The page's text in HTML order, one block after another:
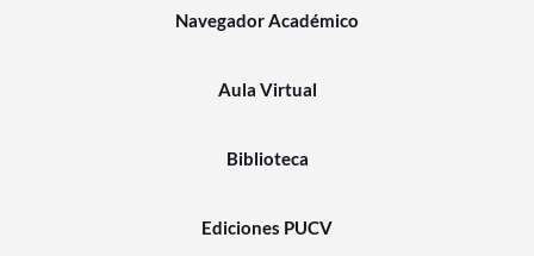
Navegador Académico
Aula Virtual
Biblioteca
Ediciones PUCV